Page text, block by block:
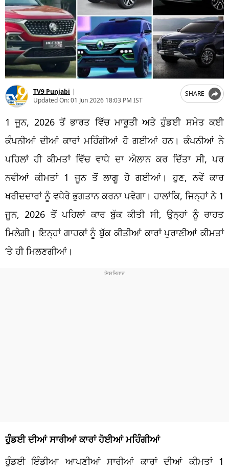
TV9 Punjabi |
Updated On:01 Jun 2026 18:03 PM IST
SHARE
1 ਜੂਨ, 2026 ਤੋਂ ਭਾਰਤ ਵਿੱਚ ਮਾਰੂਤੀ ਅਤੇ ਹੁੰਡਈ ਸਮੇਤ ਕਈ
ਕੰਪਨੀਆਂ ਦੀਆਂ ਕਾਰਾਂ ਮਹਿੰਗੀਆਂ ਹੋ ਗਈਆਂ ਹਨ। ਕੰਪਨੀਆਂ ਨੇ
ਪਹਿਲਾਂ ਹੀ ਕੀਮਤਾਂ ਵਿੱਚ ਵਾਧੇ ਦਾ ਐਲਾਨ ਕਰ ਦਿੱਤਾ ਸੀ, ਪਰ
ਨਵੀਆਂ ਕੀਮਤਾਂ 1 ਜੂਨ ਤੋਂ ਲਾਗੂ ਹੋ ਗਈਆਂ। ਹੁਣ, ਨਵੇਂ ਕਾਰ
ਖਰੀਦਦਾਰਾਂ ਨੂੰ ਵਧੇਰੇ ਭੁਗਤਾਨ ਕਰਨਾ ਪਵੇਗਾ। ਹਾਲਾਂਕਿ, ਜਿਨ੍ਹਾਂ ਨੇ 1
ਜੂਨ, 2026 ਤੋਂ ਪਹਿਲਾਂ ਕਾਰ ਬੁੱਕ ਕੀਤੀ ਸੀ, ਉਨ੍ਹਾਂ ਨੂੰ ਰਾਹਤ
ਮਿਲੇਗੀ। ਇਨ੍ਹਾਂ ਗਾਹਕਾਂ ਨੂੰ ਬੁੱਕ ਕੀਤੀਆਂ ਕਾਰਾਂ ਪੁਰਾਣੀਆਂ ਕੀਮਤਾਂ
‘ਤੇ ਹੀ ਮਿਲਣਗੀਆਂ।
ਹੁੰਡਈ ਦੀਆਂ ਸਾਰੀਆਂ ਕਾਰਾਂ ਹੋਈਆਂ ਮਹਿੰਗੀਆਂ
ਹੁੰਡਈ ਇੰਡੀਆ ਆਪਣੀਆਂ ਸਾਰੀਆਂ ਕਾਰਾਂ ਦੀਆਂ ਕੀਮਤਾਂ 1